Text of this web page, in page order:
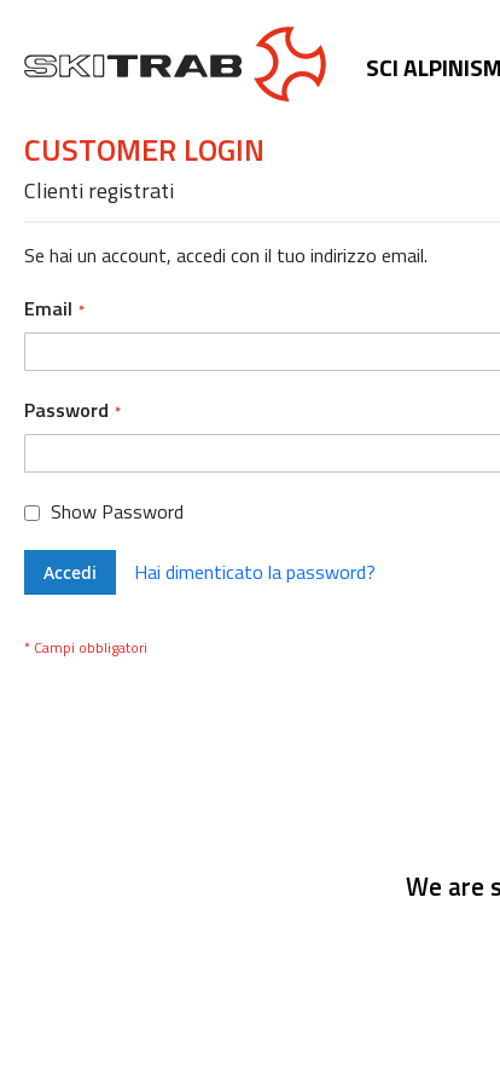
SCI
CUSTOMER LOGIN
Clienti registrati
Se hai un account, accedi con il tuo indirizzo email.
Email
Password
Show Password
Accedi Hai dimenticato la password?
We are